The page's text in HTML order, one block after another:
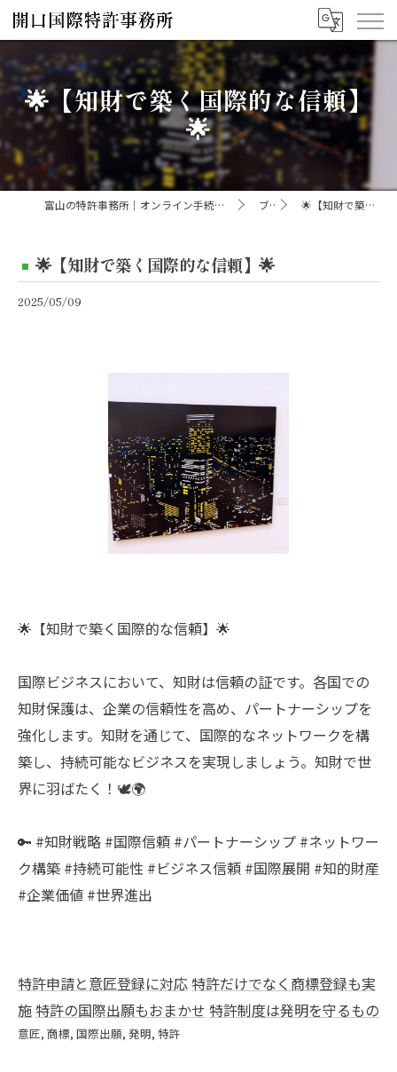
🌟【知財で築く国際的な信頼】
🌟
富山の特許事務所｜オンライン手続き・申請・出願なら「開口国際特許事務所」 ブログ 🌟【知財で築く国際的な信頼】🌟
🌟【知財で築く国際的な信頼】🌟
2025/05/09
🌟【知財で築く国際的な信頼】🌟
国際ビジネスにおいて、知財は信頼の証です。各国での
知財保護は、企業の信頼性を高め、パートナーシップを
強化します。知財を通じて、国際的なネットワークを構
築し、持続可能なビジネスを実現しましょう。知財で世
界に羽ばたく！🕊️🌍
🔑 #知財戦略 #国際信頼 #パートナーシップ #ネットワー
ク構築 #持続可能性 #ビジネス信頼 #国際展開 #知的財産
#企業価値 #世界進出
特許申請と意匠登録に対応 特許だけでなく商標登録も実
施 特許の国際出願もおまかせ 特許制度は発明を守るもの
意匠 商標 国際出願 発明 特許